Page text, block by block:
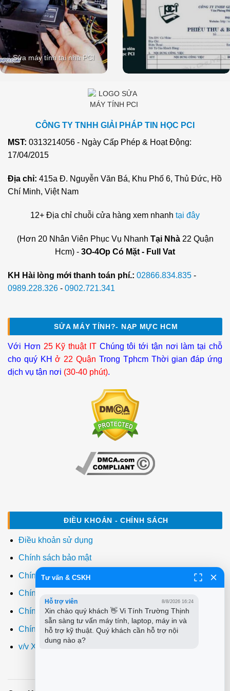
Sửa máy tính tại nhà PCI
CÔNG TY TNHH GIẢI PHÁP TIN HỌC PCI
MST: 0313214056 - Ngày Cấp Phép & Hoạt Động:
17/04/2015
Địa chỉ: 415a Đ. Nguyễn Văn Bá, Khu Phố 6, Thủ Đức, Hồ
Chí Minh, Việt Nam
12+ Địa chỉ chuỗi cửa hàng xem nhanh tại đây
(Hơn 20 Nhân Viên Phục Vụ Nhanh Tại Nhà22 Quận
Hcm) - 3O-4Op Có Mặt - Full Vat
KH Hài lòng mới thanh toán phí.: 02866.834.835 -
0989.228.326 - 0902.721.341
SỬA MÁY TÍNH?- NẠP MỰC HCM
Với Hơn 25 Kỹ thuật ITChúng tôi tới tận nơi làm tại chỗ
cho quý KHở 22 Quận Trong Tphcm Thời gian đáp ứng
dịch vụ tận nơi (30-40 phút).
ĐIỀU KHOẢN - CHÍNH SÁCH
Điều khoản sử dụng
Chính sách bảo mật
Chính sách thanh toán
Chính sách giao hàng
Chính sách đổi trả
Chính sách bảo hành
v/v Xuất hóa đơn đỏ VAT
Tư vấn & CSKH
Hỗ trợ viên 8/8/2026 16:24
Xin chào quý khách 👋 Vi Tính Trường Thịnh
sẵn sàng tư vấn máy tính, laptop, máy in và
hỗ trợ kỹ thuật. Quý khách cần hỗ trợ nội
dung nào ạ?